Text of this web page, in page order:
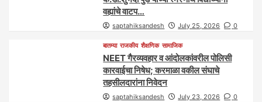
वह्यांचे वाटप…
saptahiksandesh July 25, 2026 0
बातम्या राजकीय शैक्षणिक सामाजिक
NEET गैरव्यवहार व आंदोलकांवरील पोलिसी
कारवाईचा निषेध; करमाळा वकील संघाचे
तहसीलदारांना निवेदन
saptahiksandesh July 23, 2026 0